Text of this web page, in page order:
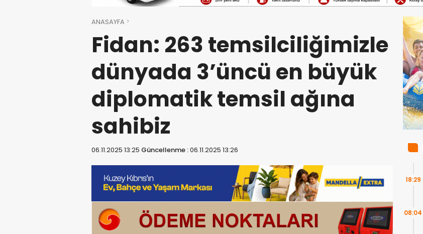
ANASAYFA
Fidan: 263 temsilciliğimizle
dünyada 3’üncü en büyük
diplomatik temsil ağına
sahibiz
06.11.2025 13:25 Güncellenme :06.11.2025 13:26
18:29
08:04